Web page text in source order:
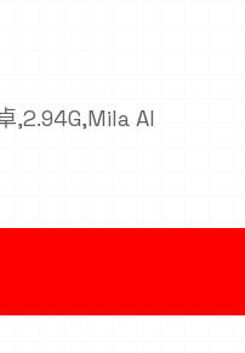
,2.94G,Mila AI